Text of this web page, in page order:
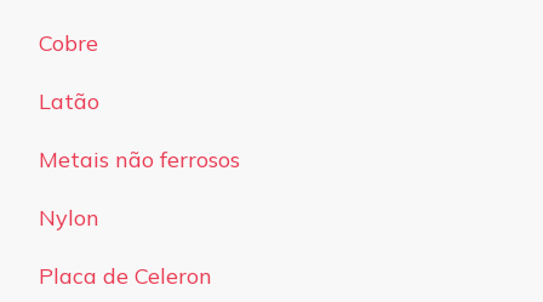
Cobre
Latão
Metais não ferrosos
Nylon
Placa de Celeron